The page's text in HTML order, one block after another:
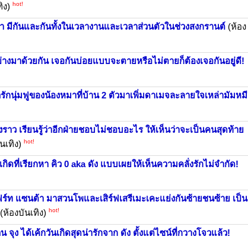
ง) hot!
มีกันและกันทั้งในเวลางานและเวลาส่วนตัวในช่วงสงกรานต์ (ห้อง
งมาด้วยกัน เจอกันบ่อยแบบจะตายหรือไม่ตายก็ต้องเจอกันอยู่ดี!
กนุ่มฟูของน้องหมาที่บ้าน 2 ตัวมาเพิ่มดาเมจละลายใจเหล่ามัมหมี
ราว เรียนรู้ว่าอีกฝ่ายชอบไม่ชอบอะไร ให้เห็นว่าจะเป็นคนสุดท้าย
เทิง) hot!
กิดที่เรียกหา คิว 0 aka ดัง แบบเผยให้เห็นความคลั่งรักไม่จำกัด!
ท แซนต้า มาสวนโพและเสิร์ฟเสรีเมะเคะแย่งกันซ้ายชนซ้าย เป็น
(ห้องบันเทิง) hot!
จุง ได้เค้กวันเกิดสุดน่ารักจาก ดัง ตั้งแต่ไซน์ที่กวางโจวแล้ว!